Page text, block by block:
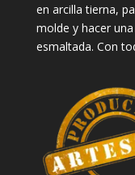
en arcilla tierna,
molde y hacer
esmaltada. Con